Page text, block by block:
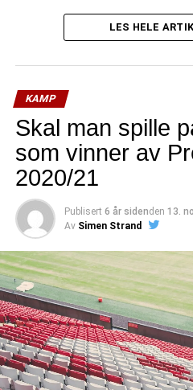
LES HELE
KAMP
Skal man spille
som vinner av
2020/21
Publisert 6 år sidenden 13.
Av Simen Strand